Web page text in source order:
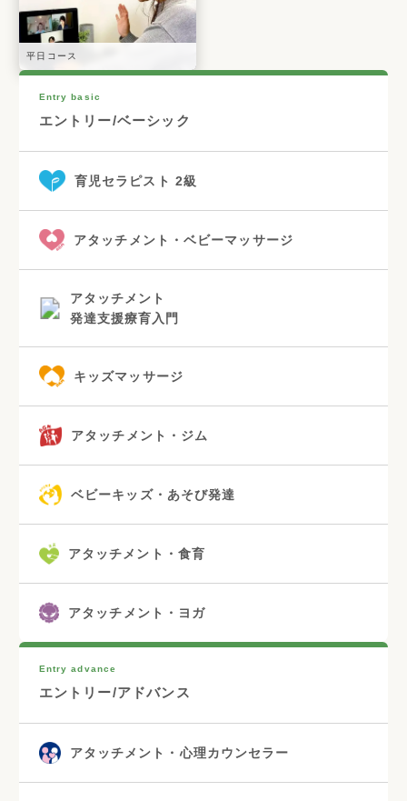
平日コース
Entry basic
エントリー/ベーシック
育児セラピスト 2級
アタッチメント・ベビーマッサージ
アタッチメント
発達支援療育入門
キッズマッサージ
アタッチメント・ジム
ベビーキッズ・あそび発達
アタッチメント・食育
アタッチメント・ヨガ
Entry advance
エントリー/アドバンス
アタッチメント・心理カウンセラー